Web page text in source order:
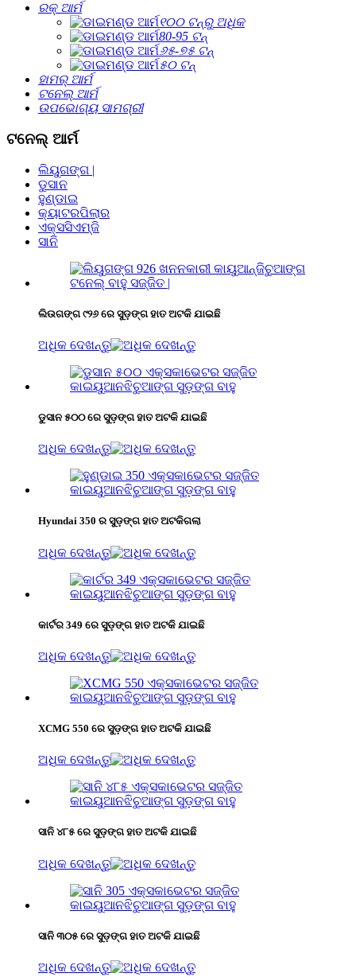
ରକ୍ ଆର୍ମ
୧୦୦ ଟନ୍‌ରୁ ଅଧିକ
80-95 ଟନ୍
୬୫-୭୫ ଟନ୍
୫୦ ଟନ୍
ହାମର୍ ଆର୍ମ
ଟନେଲ୍‌ ଆର୍ମ
ଉପଭୋଗ୍ୟ ସାମଗ୍ରୀ
ଟନେଲ୍‌ ଆର୍ମ
ଲିୟୁଗଙ୍ଗ |
ଡୁସାନ
ହୁଣ୍ଡାଇ
କ୍ୟାଟରପିଲାର
ଏକ୍ସସିଏମ୍ଜି
ସାନି
ଲିଉଗଙ୍ଗ ୯୨୬ ରେ ସୁଡ଼ଙ୍ଗ ହାତ ଅଟକି ଯାଇଛି
ଅଧିକ ଦେଖନ୍ତୁ
ଡୁସାନ ୫୦୦ ରେ ସୁଡ଼ଙ୍ଗ ହାତ ଅଟକି ଯାଇଛି
ଅଧିକ ଦେଖନ୍ତୁ
Hyundai 350 ର ସୁଡ଼ଙ୍ଗ ହାତ ଅଟକିଗଲା
ଅଧିକ ଦେଖନ୍ତୁ
କାର୍ଟର 349 ରେ ସୁଡ଼ଙ୍ଗ ହାତ ଅଟକି ଯାଇଛି
ଅଧିକ ଦେଖନ୍ତୁ
XCMG 550 ରେ ସୁଡ଼ଙ୍ଗ ହାତ ଅଟକି ଯାଇଛି
ଅଧିକ ଦେଖନ୍ତୁ
ସାନି ୪୮୫ ରେ ସୁଡ଼ଙ୍ଗ ହାତ ଅଟକି ଯାଇଛି
ଅଧିକ ଦେଖନ୍ତୁ
ସାନି ୩୦୫ ରେ ସୁଡ଼ଙ୍ଗ ହାତ ଅଟକି ଯାଇଛି
ଅଧିକ ଦେଖନ୍ତୁ